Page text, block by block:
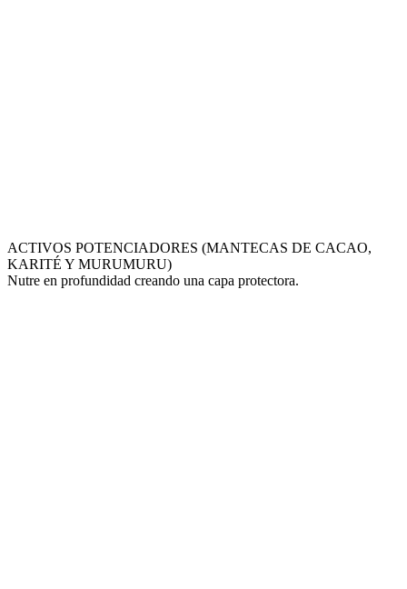
ACTIVOS POTENCIADORES (MANTECAS DE CACAO,
KARITÉ Y MURUMURU)
Nutre en profundidad creando una capa protectora.